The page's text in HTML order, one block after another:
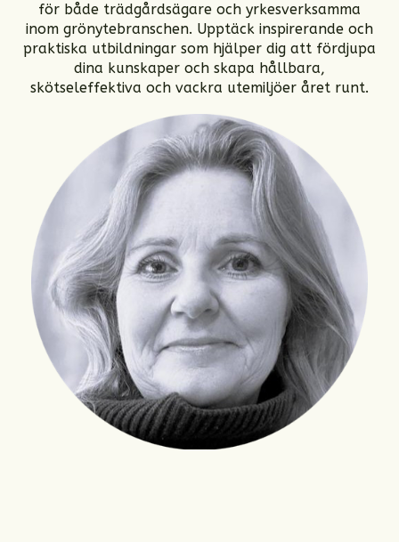
för både trädgårdsägare och yrkesverksamma
inom grönytebranschen. Upptäck inspirerande och
praktiska utbildningar som hjälper dig att fördjupa
dina kunskaper och skapa hållbara,
skötseleffektiva och vackra utemiljöer året runt.